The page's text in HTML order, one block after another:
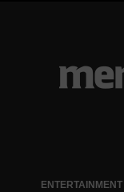
ENTERTAINMENT